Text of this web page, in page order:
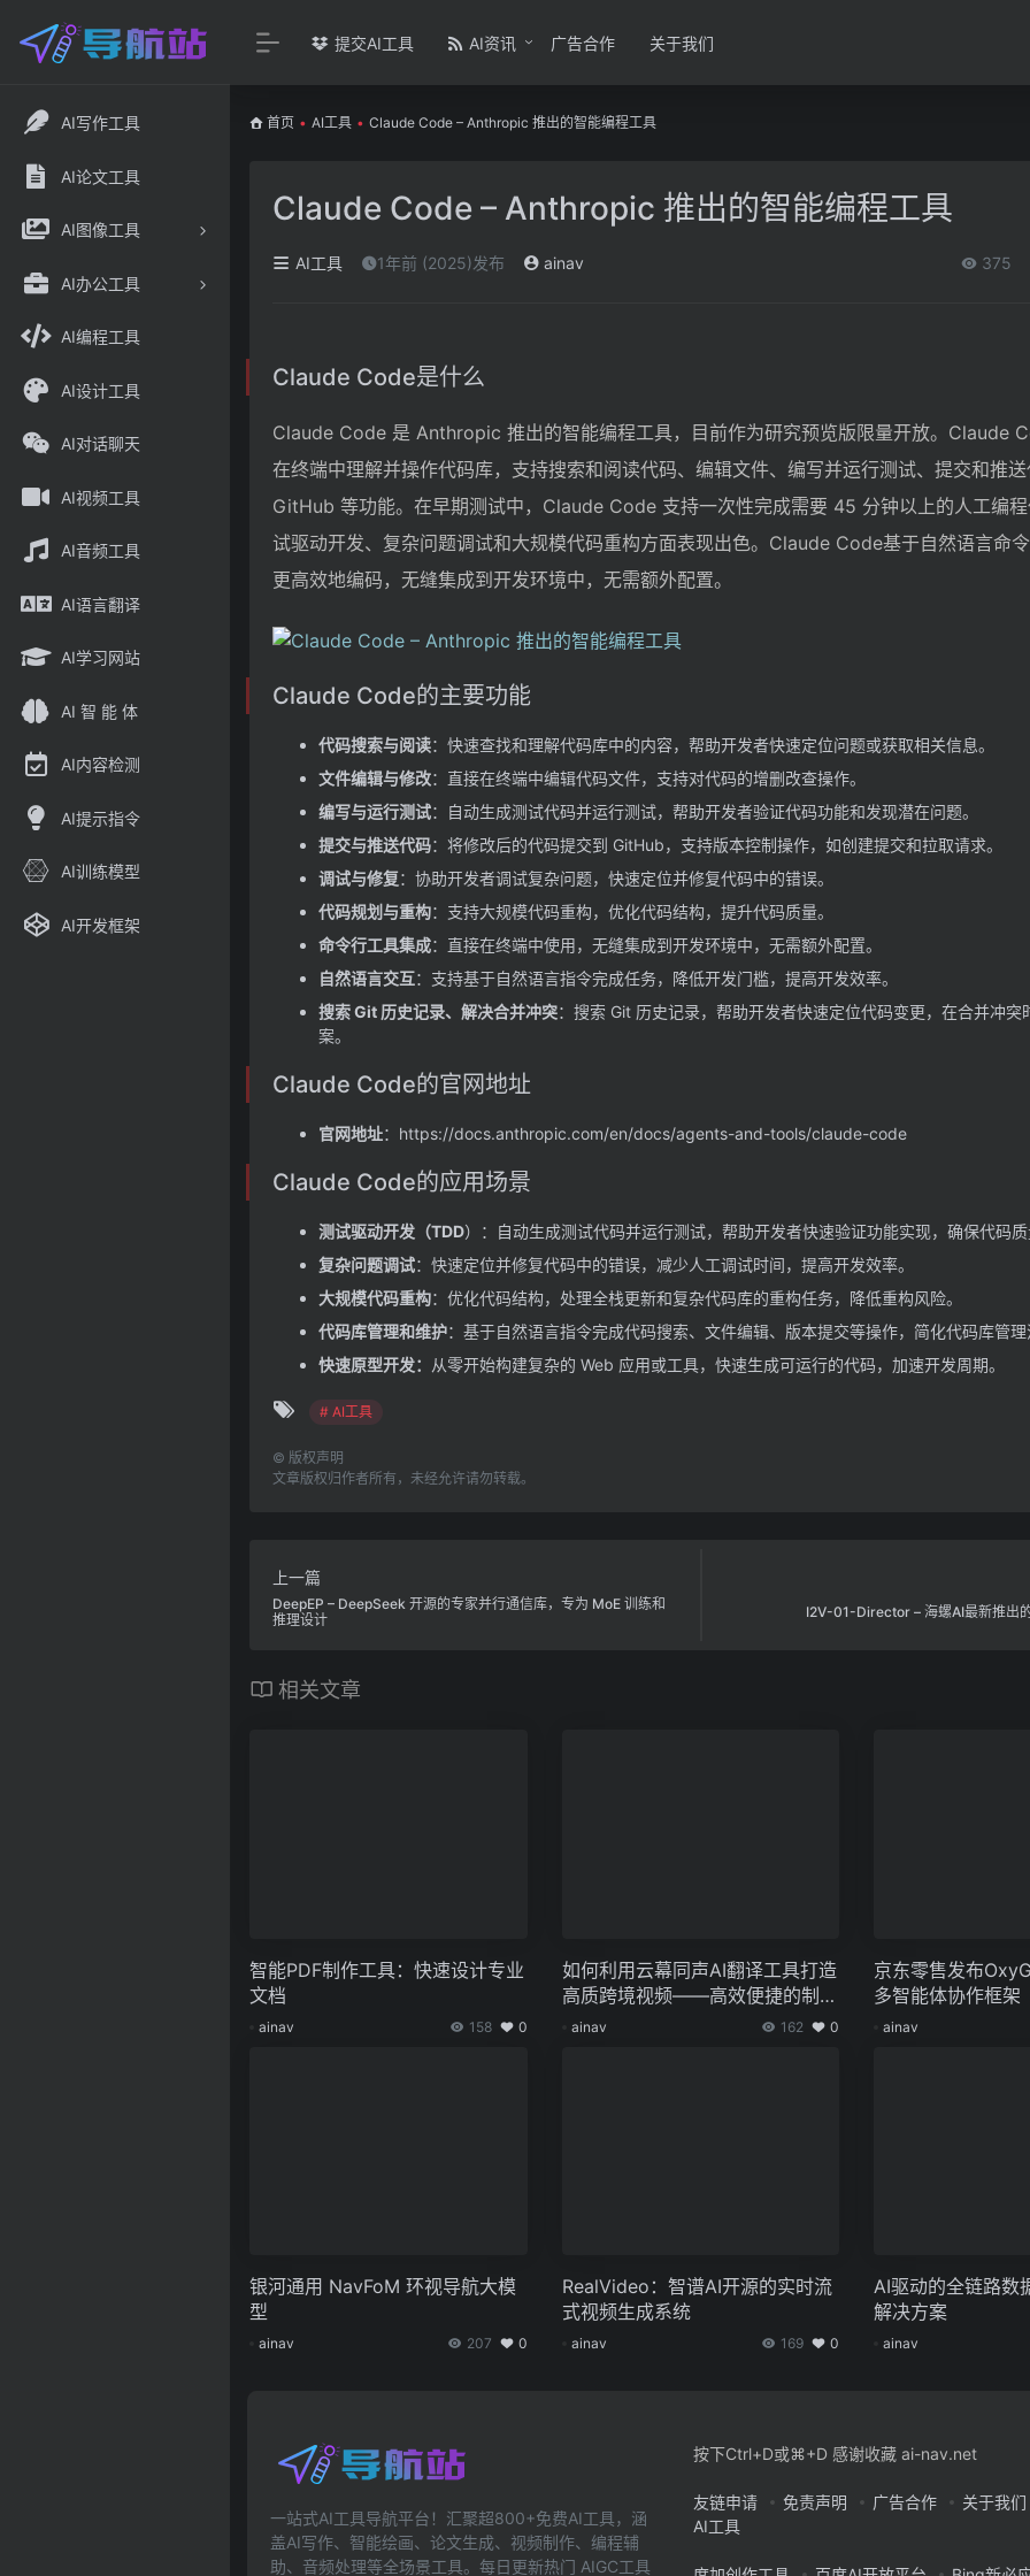
AI写作工具
AI论文工具
AI图像工具
AI办公工具
AI编程工具
AI设计工具
AI对话聊天
AI视频工具
AI音频工具
AI语言翻译
AI学习网站
AI 智 能 体
AI内容检测
AI提示指令
AI训练模型
AI开发框架
提交AI工具 AI资讯 广告合作 关于我们
首页 • AI工具 • Claude Code – Anthropic 推出的智能编程工具
Claude Code – Anthropic 推出的智能编程工具
AI工具 1年前 (2025)发布 ainav 375
Claude Code是什么
Claude Code 是 Anthropic 推出的智能编程工具，目前作为研究预览版限量开放。Claude
在终端中理解并操作代码库，支持搜索和阅读代码、编辑文件、编写并运行测试、提交和推送
GitHub 等功能。在早期测试中，Claude Code 支持一次性完成需要 45 分钟以上的人工编程
试驱动开发、复杂问题调试和大规模代码重构方面表现出色。Claude Code基于自然语言命
更高效地编码，无缝集成到开发环境中，无需额外配置。
Claude Code的主要功能
代码搜索与阅读：快速查找和理解代码库中的内容，帮助开发者快速定位问题或获取相关信息。
文件编辑与修改：直接在终端中编辑代码文件，支持对代码的增删改查操作。
编写与运行测试：自动生成测试代码并运行测试，帮助开发者验证代码功能和发现潜在问题。
提交与推送代码：将修改后的代码提交到 GitHub，支持版本控制操作，如创建提交和拉取请求。
调试与修复：协助开发者调试复杂问题，快速定位并修复代码中的错误。
代码规划与重构：支持大规模代码重构，优化代码结构，提升代码质量。
命令行工具集成：直接在终端中使用，无缝集成到开发环境中，无需额外配置。
自然语言交互：支持基于自然语言指令完成任务，降低开发门槛，提高开发效率。
搜索 Git 历史记录、解决合并冲突：搜索 Git 历史记录，帮助开发者快速定位代码变更，在合并冲突
案。
Claude Code的官网地址
官网地址：https://docs.anthropic.com/en/docs/agents-and-tools/claude-code
Claude Code的应用场景
测试驱动开发（TDD）：自动生成测试代码并运行测试，帮助开发者快速验证功能实现，确保代码质
复杂问题调试：快速定位并修复代码中的错误，减少人工调试时间，提高开发效率。
大规模代码重构：优化代码结构，处理全栈更新和复杂代码库的重构任务，降低重构风险。
代码库管理和维护：基于自然语言指令完成代码搜索、文件编辑、版本提交等操作，简化代码库管理
快速原型开发：
从零开始构建复杂的 Web 应用或工具，快速生成可运行的代码，加速开发周期。
# AI工具
© 版权声明
文章版权归作者所有，未经允许请勿转载。
上一篇
DeepEP – DeepSeek 开源的专家并行通信库，专为 MoE 训练和
推理设计
I2V-01-Director – 海螺AI最新推出
相关文章
智能PDF制作工具：快速设计专业
文档
ainav 158 0
如何利用云幕同声AI翻译工具打造
高质跨境视频——高效便捷的制作
方法！
ainav 162 0
京东零售发布
多智能体协作框架
ainav
银河通用 NavFoM 环视导航大模
型
ainav 207 0
RealVideo：智谱AI开源的实时流
式视频生成系统
ainav 169 0
AI驱动的全链路数
解决方案
ainav
一站式AI工具导航平台！汇聚超800+免费AI工具，涵
盖AI写作、智能绘画、论文生成、视频制作、编程辅
助、音频处理等全场景工具。每日更新热门 AIGC工具
按下Ctrl+D或⌘+D 感谢收藏 ai-nav.net
友链申请 免责声明 广告合作 关于我们
AI工具